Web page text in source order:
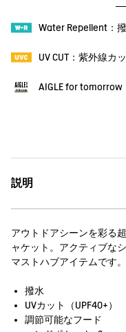
Water Repellent：
UV CUT：紫外線カ
AIGLE for tomorrow
説明
アウトドアシーンを彩る
ャケット。アクティブな
マストハブアイテムです。
撥水
UVカット（UPF40+）
調節可能なフード